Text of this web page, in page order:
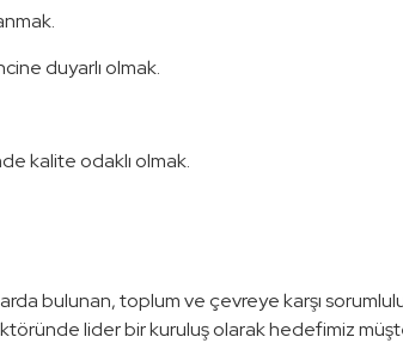
duyarlı olmak.
kalite odaklı olmak.
bulunan, toplum ve çevreye karşı
lider bir kuruluş olarak hedefimiz